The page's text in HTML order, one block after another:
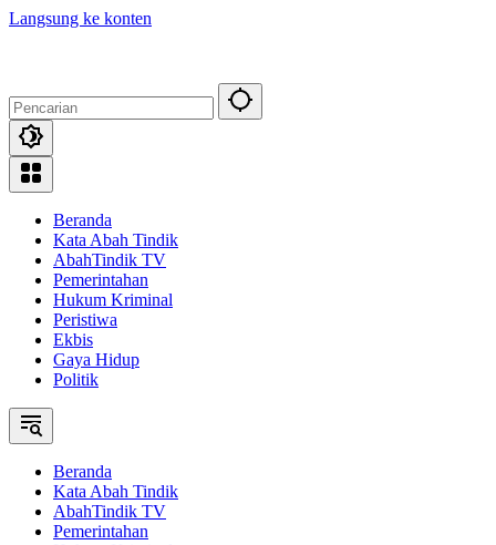
Langsung ke konten
Beranda
Kata Abah Tindik
AbahTindik TV
Pemerintahan
Hukum Kriminal
Peristiwa
Ekbis
Gaya Hidup
Politik
Beranda
Kata Abah Tindik
AbahTindik TV
Pemerintahan